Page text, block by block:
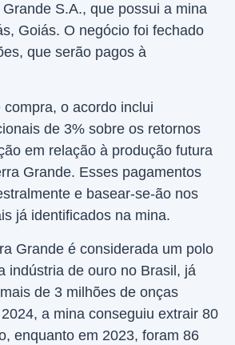
S.A., que possui a mina
Goiás. O negócio foi fechado
que serão pagos à
o acordo inclui
de 3% sobre os retornos
em relação à produção futura
Grande. Esses pagamentos
e basear-se-ão nos
já identificados na mina.
Grande é considerada um polo
indústria de ouro no Brasil, já
de 3 milhões de onças
a mina conseguiu extrair 80
enquanto em 2023, foram 86